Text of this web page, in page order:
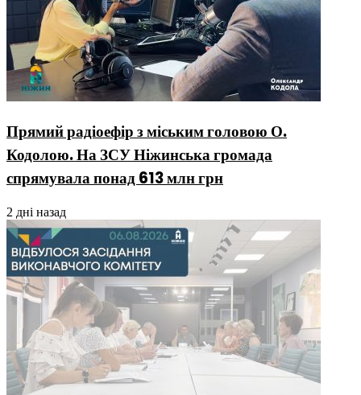
Прямий радіоефір з міським головою О.
Кодолою. На ЗСУ Ніжинська громада
спрямувала понад 613 млн грн
2 дні назад